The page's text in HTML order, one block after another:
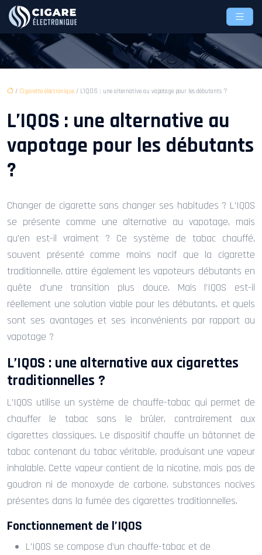
/ Cigarette électronique / L’IQOS : une alternative au vapotage pour les débutants ?
L’IQOS : une alternative au
vapotage pour les débutants
?
Changer de cigarette sans changer ses habitudes ? L’IQOS
se présente comme une alternative au vapotage, mais
qu’en est-il vraiment ? Ce système de tabac chauffé,
souvent présenté comme moins nocif que la cigarette
traditionnelle, attire également les vapoteurs débutants en
quête d’une transition plus douce. Mais l’IQOS est-il
réellement une solution viable pour les débutants, et quels
sont ses avantages et ses inconvénients par rapport au
vapotage ?
L’IQOS : une alternative aux cigarettes
traditionnelles ?
L’IQOS utilise un système de chauffe-tabac qui permet de
chauffer le tabac sans le brûler, contrairement aux
cigarettes classiques. Le dispositif chauffe un bâtonnet de
tabac contenant du tabac véritable, produisant une vapeur
inhalable. Cette vapeur contient de la nicotine, mais pas de
goudron ni de monoxyde de carbone, substances nocives
présentes dans la fumée des cigarettes traditionnelles.
Fonctionnement de l’IQOS
L’IQOS se compose d’un chauffe-tabac et de